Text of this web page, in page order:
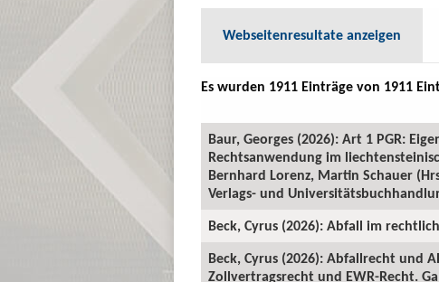
Webseitenresultate anzeigen
Es wurden 1911 Einträge von 1911
Baur, Georges (2026): Art 1 PGR:
Rechtsanwendung im
Bernhard Lorenz, Martin Schauer
Verlags- und
Beck, Cyrus (2026): Abfall im
Beck, Cyrus (2026): Abfallrecht und
Zollvertragsrecht und EWR-Recht.